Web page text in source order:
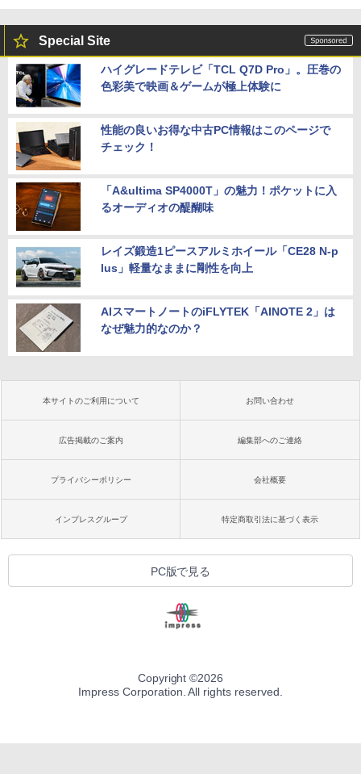
Special Site
ハイグレードテレビ「TCL Q7D Pro」。圧巻の
色彩美で映画＆ゲームが極上体験に
性能の良いお得な中古PC情報はこのページで
チェック！
「A&ultima SP4000T」の魅力！ポケットに入
るオーディオの醍醐味
レイズ鍛造1ピースアルミホイール「CE28 N-p
lus」軽量なままに剛性を向上
AIスマートノートのiFLYTEK「AINOTE 2」は
なぜ魅力的なのか？
本サイトのご利用について お問い合わせ
広告掲載のご案内 編集部へのご連絡
プライバシーポリシー 会社概要
インプレスグループ 特定商取引法に基づく表示
PC版で見る
Copyright ©2026
Impress Corporation. All rights reserved.